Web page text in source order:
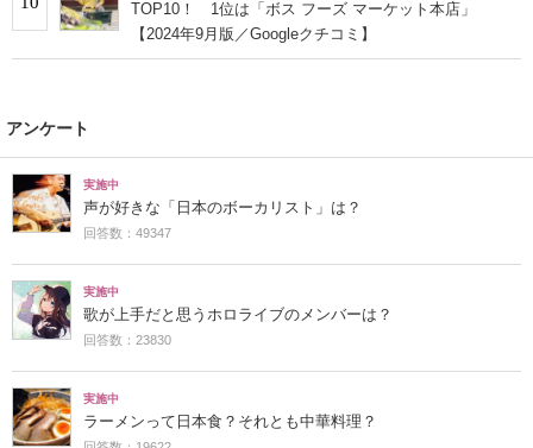
TOP10！ 1位は「ボス フーズ マーケット本店」
【2024年9月版／Googleクチコミ】
アンケート
実施中
声が好きな「日本のボーカリスト」は？
回答数：49347
実施中
歌が上手だと思うホロライブのメンバーは？
回答数：23830
実施中
ラーメンって日本食？それとも中華料理？